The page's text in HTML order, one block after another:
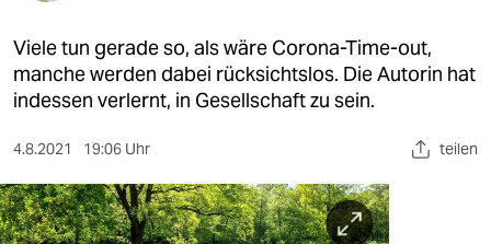
kultur
sport
nord
wahrheit
Viele tun gerade so, als wäre Corona-Time-out,
manche werden dabei rücksichtslos. Die Autorin hat
indessen verlernt, in Gesellschaft zu sein.
4.8.2021 19:06 Uhr teilen